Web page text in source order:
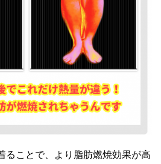
ることで、より脂肪燃焼効果が高